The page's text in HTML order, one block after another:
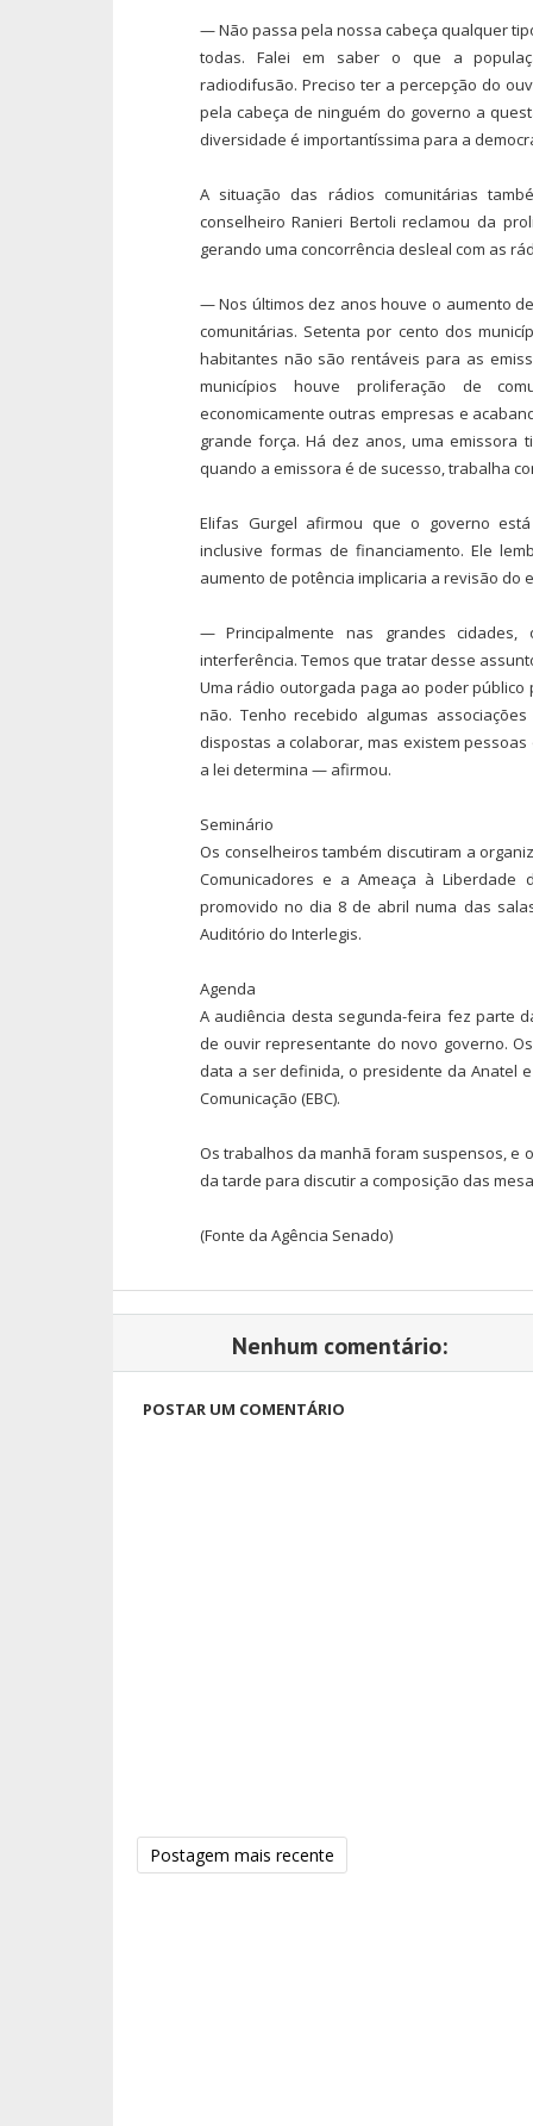
— Não passa pela nossa cabeça qualquer
todas. Falei em saber o que a
radiodifusão. Preciso ter a percepção do
pela cabeça de ninguém do governo a
diversidade é importantíssima para a
A situação das rádios comunitárias
conselheiro Ranieri Bertoli reclamou da
gerando uma concorrência desleal com as
— Nos últimos dez anos houve o aumento
comunitárias. Setenta por cento dos
habitantes não são rentáveis para as
municípios houve proliferação de
economicamente outras empresas e
grande força. Há dez anos, uma emissora
quando a emissora é de sucesso, trabalha
Elifas Gurgel afirmou que o governo
inclusive formas de financiamento. Ele
aumento de potência implicaria a revisão do
— Principalmente nas grandes cidades,
interferência. Temos que tratar desse
Uma rádio outorgada paga ao poder
não. Tenho recebido algumas
dispostas a colaborar, mas existem
a lei determina — afirmou.
Seminário
Os conselheiros também discutiram a
Comunicadores e a Ameaça à Liberdade
promovido no dia 8 de abril numa das
Auditório do Interlegis.
Agenda
A audiência desta segunda-feira fez parte
de ouvir representante do novo governo.
data a ser definida, o presidente da Anatel
Comunicação (EBC).
Os trabalhos da manhã foram suspensos, e
da tarde para discutir a composição das
(Fonte da Agência Senado)
Nenhum comentário:
POSTAR UM COMENTÁRIO
Postagem mais recente